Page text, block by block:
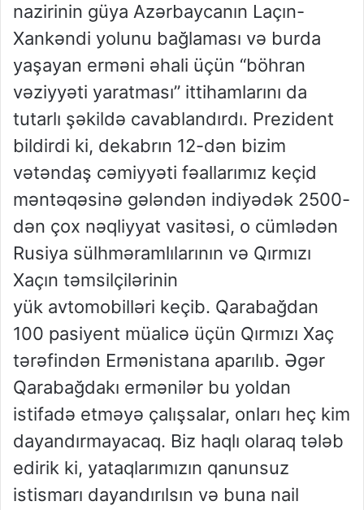
nazirinin güya Azərbaycanın Laçın-
Xankəndi yolunu bağlaması və burda
yaşayan erməni əhali üçün “böhran
vəziyyəti yaratması” ittihamlarını da
tutarlı şəkildə cavablandırdı. Prezident
bildirdi ki, dekabrın 12-dən bizim
vətəndaş cəmiyyəti fəallarımız keçid
məntəqəsinə gələndən indiyədək 2500-
dən çox nəqliyyat vasitəsi, o cümlədən
Rusiya sülhməramlılarının və Qırmızı
Xaçın təmsilçilərinin
yük avtomobilləri keçib. Qarabağdan
100 pasiyent müalicə üçün Qırmızı Xaç
tərəfindən Ermənistana aparılıb. Əgər
Qarabağdakı ermənilər bu yoldan
istifadə etməyə çalışsalar, onları heç kim
dayandırmayacaq. Biz haqlı olaraq tələb
edirik ki, yataqlarımızın qanunsuz
istismarı dayandırılsın və buna nail